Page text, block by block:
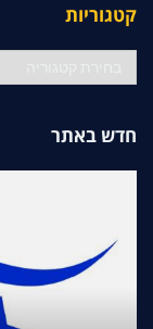
קטגוריות
חדש באתר